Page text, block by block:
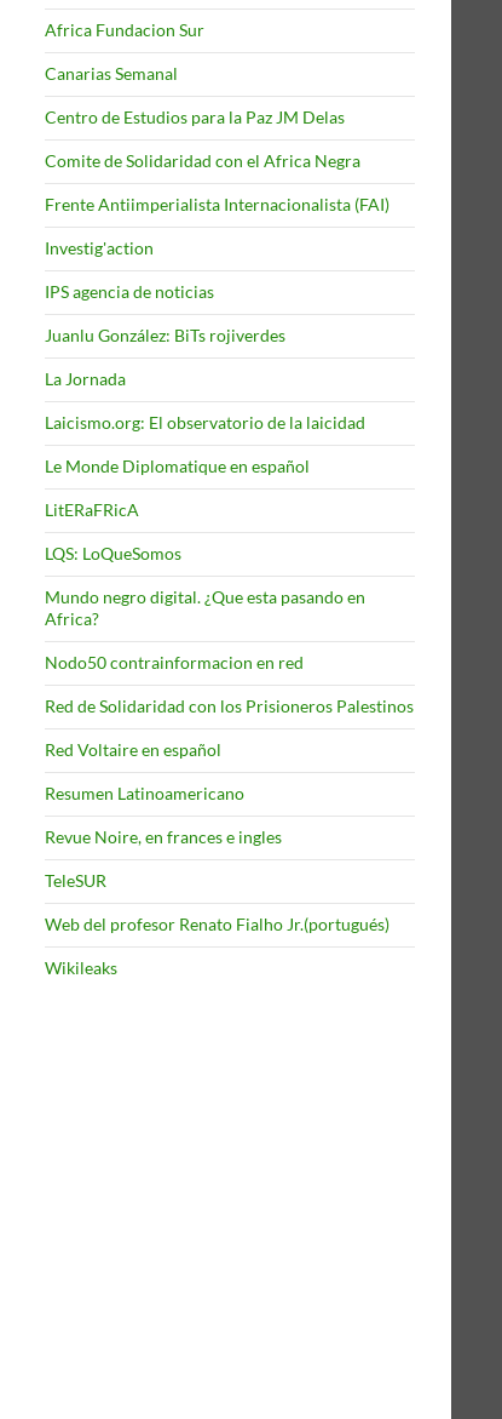
Africa Fundacion Sur
Canarias Semanal
Centro de Estudios para la Paz JM Delas
Comite de Solidaridad con el Africa Negra
Frente Antiimperialista Internacionalista (FAI)
Investig'action
IPS agencia de noticias
Juanlu González: BiTs rojiverdes
La Jornada
Laicismo.org: El observatorio de la laicidad
Le Monde Diplomatique en español
LitERaFRicA
LQS: LoQueSomos
Mundo negro digital. ¿Que esta pasando en
Africa?
Nodo50 contrainformacion en red
Red de Solidaridad con los Prisioneros Palestinos
Red Voltaire en español
Resumen Latinoamericano
Revue Noire, en frances e ingles
TeleSUR
Web del profesor Renato Fialho Jr.(portugués)
Wikileaks